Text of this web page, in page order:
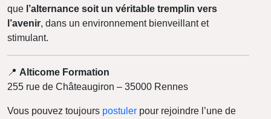
que l’alternance soit un véritable tremplin vers
l’avenir, dans un environnement bienveillant et
stimulant.
📍 Alticome Formation
255 rue de Châteaugiron – 35000 Rennes
Vous pouvez toujours postuler pour rejoindre l’une de